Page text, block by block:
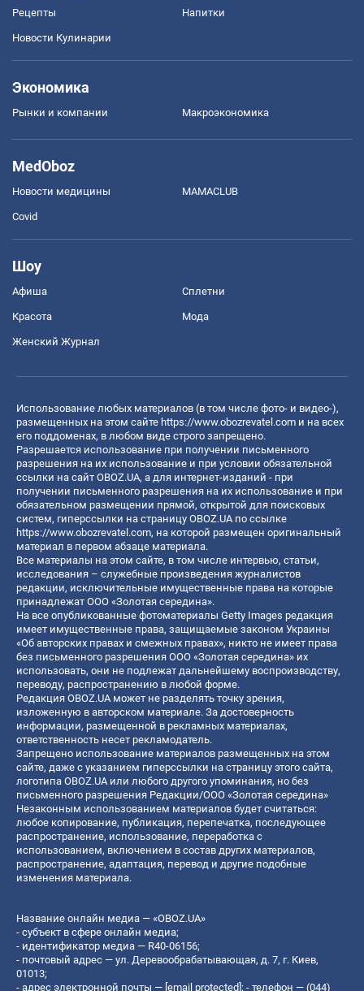
Рецепты Напитки
Новости Кулинарии
Экономика
Рынки и компании Mакроэкономика
MedOboz
Новости медицины MAMACLUB
Covid
Шоу
Афиша Сплетни
Красота Мода
Женский Журнал
Использование любых материалов (в том числе фото- и видео-),
размещенных на этом сайте https://www.obozrevatel.com и на всех
его поддоменах, в любом виде строго запрещено.
Разрешается использование при получении письменного
разрешения на их использование и при условии обязательной
ссылки на сайт OBOZ.UA, а для интернет-изданий - при
получении письменного разрешения на их использование и при
обязательном размещении прямой, открытой для поисковых
систем, гиперссылки на страницу OBOZ.UA по ссылке
https://www.obozrevatel.com, на которой размещен оригинальный
материал в первом абзаце материала.
Все материалы на этом сайте, в том числе интервью, статьи,
исследования – служебные произведения журналистов
редакции, исключительные имущественные права на которые
принадлежат ООО «Золотая середина».
На все опубликованные фотоматериалы Getty Images редакция
имеет имущественные права, защищаемые законом Украины
«Об авторских правах и смежных правах», никто не имеет права
без письменного разрешения ООО «Золотая середина» их
использовать, они не подлежат дальнейшему воспроизводству,
переводу, распространению в любой форме.
Редакция OBOZ.UA может не разделять точку зрения,
изложенную в авторском материале. За достоверность
информации, размещенной в рекламных материалах,
ответственность несет рекламодатель.
Запрещено использование материалов размещенных на этом
сайте, даже с указанием гиперссылки на страницу этого сайта,
логотипа OBOZ.UA или любого другого упоминания, но без
письменного разрешения Редакции/ООО «Золотая середина»
Незаконным использованием материалов будет считаться:
любое копирование, публикация, перепечатка, последующее
распространение, использование, переработка с
использованием, включением в состав других материалов,
распространение, адаптация, перевод и другие подобные
изменения материала.
Название онлайн медиа — «OBOZ.UA»
- субъект в сфере онлайн медиа;
- идентификатор медиа — R40-06156;
- почтовый адрес — ул. Деревообрабатывающая, д. 7, г. Киев,
01013;
- адрес электронной почты — [email protected] ; - телефон — (044)